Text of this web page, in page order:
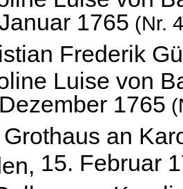
1765 (Nr.
Frederik
Luise von
1765
an
15. Februar